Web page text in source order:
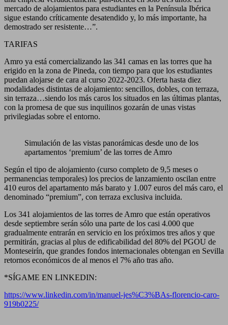
mercado de alojamientos para estudiantes en la Península Ibérica
sigue estando críticamente desatendido y, lo más importante, ha
demostrado ser resistente…”.
TARIFAS
Amro ya está comercializando las 341 camas en las torres que ha
erigido en la zona de Pineda, con tiempo para que los estudiantes
puedan alojarse de cara al curso 2022-2023. Oferta hasta diez
modalidades distintas de alojamiento: sencillos, dobles, con terraza,
sin terraza…siendo los más caros los situados en las últimas plantas,
con la promesa de que sus inquilinos gozarán de unas vistas
privilegiadas sobre el entorno.
Simulación de las vistas panorámicas desde uno de los
apartamentos ‘premium’ de las torres de Amro
Según el tipo de alojamiento (curso completo de 9,5 meses o
permanencias temporales) los precios de lanzamiento oscilan entre
410 euros del apartamento más barato y 1.007 euros del más caro, el
denominado “premium”, con terraza exclusiva incluida.
Los 341 alojamientos de las torres de Amro que están operativos
desde septiembre serán sólo una parte de los casi 4.000 que
gradualmente entrarán en servicio en los próximos tres años y que
permitirán, gracias al plus de edificabilidad del 80% del PGOU de
Monteseirín, que grandes fondos internacionales obtengan en Sevilla
retornos económicos de al menos el 7% año tras año.
*SÍGAME EN LINKEDIN:
https://www.linkedin.com/in/manuel-jes%C3%BAs-florencio-caro-
919b0225/